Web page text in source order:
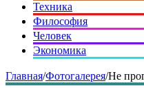
Техника
Философия
Человек
Экономика
Главная/Фотогалерея/Не